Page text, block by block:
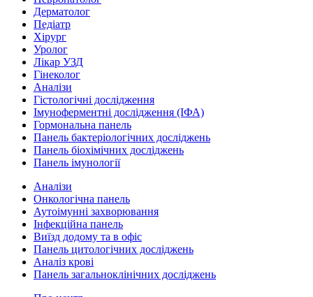
Дерматолог
Педіатр
Хірург
Уролог
Лікар УЗД
Гінеколог
Аналізи
Гістологічні дослідження
Імуноферментні дослідження (ІФА)
Гормональна панель
Панель бактеріологічних досліджень
Панель біохімічних досліджень
Панель імунології
Аналізи
Онкологічна панель
Аутоімунні захворювання
Інфекційна панель
Виїзд додому та в офіс
Панель цитологічних досліджень
Аналіз крові
Панель загальноклінічних досліджень